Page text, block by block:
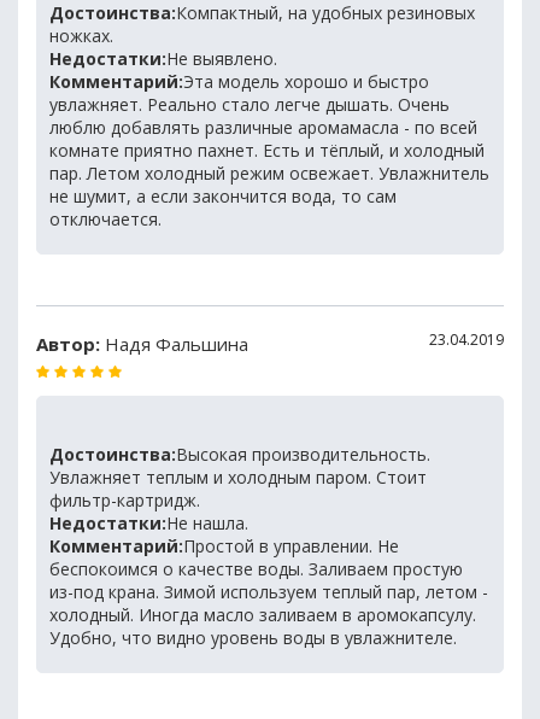
Достоинства:Компактный, на удобных резиновых
ножках.
Недостатки:Не выявлено.
Комментарий:Эта модель хорошо и быстро
увлажняет. Реально стало легче дышать. Очень
люблю добавлять различные аромамасла - по всей
комнате приятно пахнет. Есть и тёплый, и холодный
пар. Летом холодный режим освежает. Увлажнитель
не шумит, а если закончится вода, то сам
отключается.
Автор: Надя Фальшина 23.04.2019
Достоинства:Высокая производительность.
Увлажняет теплым и холодным паром. Стоит
фильтр-картридж.
Недостатки:Не нашла.
Комментарий:Простой в управлении. Не
беспокоимся о качестве воды. Заливаем простую
из-под крана. Зимой используем теплый пар, летом -
холодный. Иногда масло заливаем в аромокапсулу.
Удобно, что видно уровень воды в увлажнителе.